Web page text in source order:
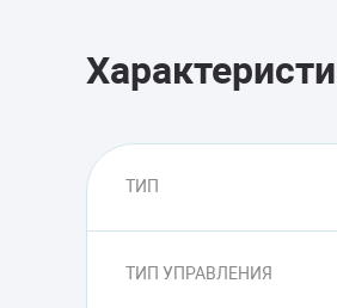
ТИП
ТИП УПРАВЛЕНИЯ